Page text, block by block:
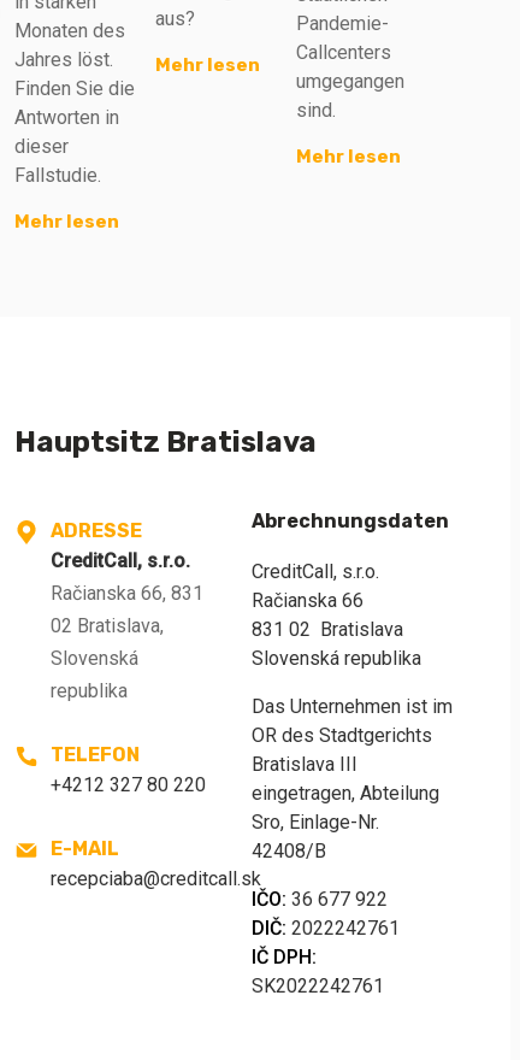
Monaten des
Jahres löst.
Finden Sie die
Antworten in
dieser
Fallstudie.
Mehr lesen
aus?
Mehr lesen
Pandemie-
Callcenters
umgegangen
sind.
Mehr lesen
Hauptsitz Bratislava
ADRESSE
CreditCall, s.r.o.
Račianska 66, 831
02 Bratislava,
Slovenská
republika
TELEFON
+4212 327 80 220
E-MAIL
recepciaba@creditcall.sk
Abrechnungsdaten
CreditCall, s.r.o.
Račianska 66
831 02 Bratislava
Slovenská republika
Das Unternehmen ist im
OR des Stadtgerichts
Bratislava III
eingetragen, Abteilung
Sro, Einlage-Nr.
42408/B
IČO: 36 677 922
DIČ: 2022242761
IČ DPH:
SK2022242761